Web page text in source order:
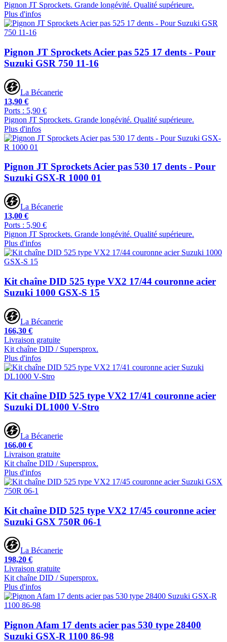
Pignon JT Sprockets. Grande longévité. Qualité supérieure.
Plus d'infos
Pignon JT Sprockets Acier pas 525 17 dents - Pour
Suzuki GSR 750 11-16
La Bécanerie
13,90 €
Ports : 5,90 €
Pignon JT Sprockets. Grande longévité. Qualité supérieure.
Plus d'infos
Pignon JT Sprockets Acier pas 530 17 dents - Pour
Suzuki GSX-R 1000 01
La Bécanerie
13,00 €
Ports : 5,90 €
Pignon JT Sprockets. Grande longévité. Qualité supérieure.
Plus d'infos
Kit chaîne DID 525 type VX2 17/44 couronne acier
Suzuki 1000 GSX-S 15
La Bécanerie
166,30 €
Livraison gratuite
Kit chaîne DID / Supersprox.
Plus d'infos
Kit chaîne DID 525 type VX2 17/41 couronne acier
Suzuki DL1000 V-Stro
La Bécanerie
166,00 €
Livraison gratuite
Kit chaîne DID / Supersprox.
Plus d'infos
Kit chaîne DID 525 type VX2 17/45 couronne acier
Suzuki GSX 750R 06-1
La Bécanerie
198,20 €
Livraison gratuite
Kit chaîne DID / Supersprox.
Plus d'infos
Pignon Afam 17 dents acier pas 530 type 28400
Suzuki GSX-R 1100 86-98